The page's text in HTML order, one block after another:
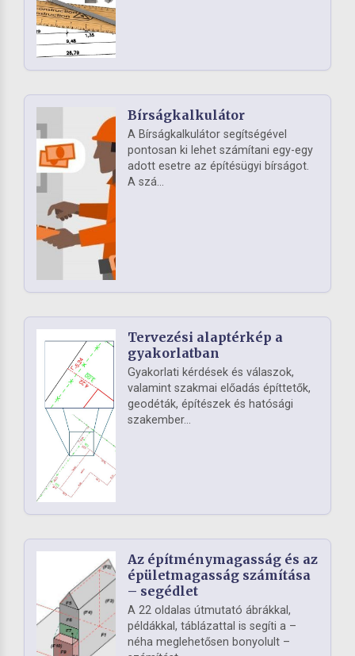
Bírságkalkulátor
A Bírságkalkulátor segítségével
pontosan ki lehet számítani egy-egy
adott esetre az építésügyi bírságot.
A szá...
Tervezési alaptérkép a
gyakorlatban
Gyakorlati kérdések és válaszok,
valamint szakmai előadás építtetők,
geodéták, építészek és hatósági
szakember...
Az építménymagasság és az
épületmagasság számítása
– segédlet
A 22 oldalas útmutató ábrákkal,
példákkal, táblázattal is segíti a –
néha meglehetősen bonyolult –